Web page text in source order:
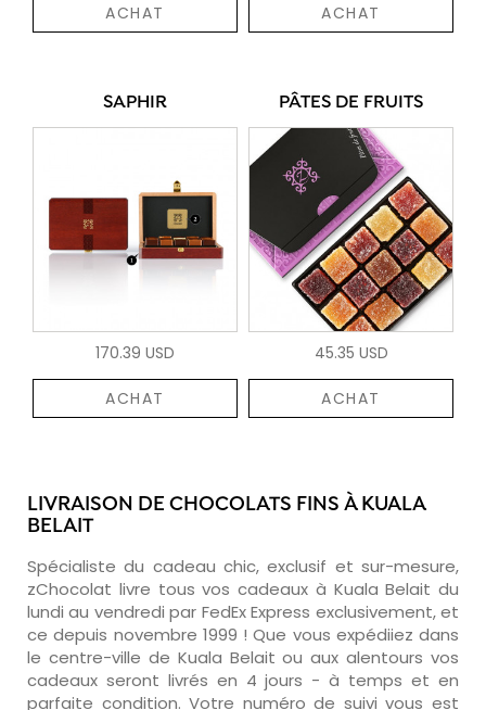
ACHAT ACHAT
SAPHIR
170.39 USD
ACHAT
PÂTES DE FRUITS
45.35 USD
ACHAT
LIVRAISON DE CHOCOLATS FINS À KUALA
BELAIT
Spécialiste du cadeau chic, exclusif et sur-mesure,
zChocolat livre tous vos cadeaux à Kuala Belait du
lundi au vendredi par FedEx Express exclusivement, et
ce depuis novembre 1999 ! Que vous expédiiez dans
le centre-ville de Kuala Belait ou aux alentours vos
cadeaux seront livrés en 4 jours - à temps et en
parfaite condition. Votre numéro de suivi vous est